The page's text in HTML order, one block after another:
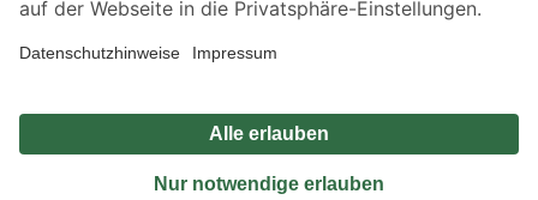
Umständen nicht in allen Märkten verfügbar. Die angegebenen Verfügbarkeiten beziehen
Produkte nur solange der Vorrat reicht.
*Paketversand ab 59 € versandkostenfrei, gilt nicht für Artikel mit Speditionsversand, hier
Privatsphäre Impressum
Nutzungsbedingungen
Widerrufsrecht
Vertrag widerrufen